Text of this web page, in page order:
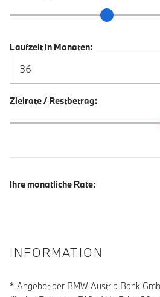
Anzahlung Schieberegler
Laufzeit in Monaten:
Zielrate / Restbetrag:
Zielrate / Restbetrag Schieberegler
Ihre monatliche Rate:
INFORMATION
* Angebot der BMW Austria Bank